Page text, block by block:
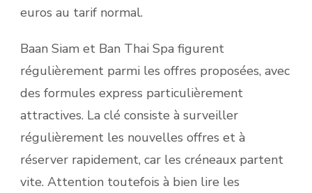
euros au tarif normal.
Baan Siam et Ban Thai Spa figurent
régulièrement parmi les offres proposées, avec
des formules express particulièrement
attractives. La clé consiste à surveiller
régulièrement les nouvelles offres et à
réserver rapidement, car les créneaux partent
vite. Attention toutefois à bien lire les